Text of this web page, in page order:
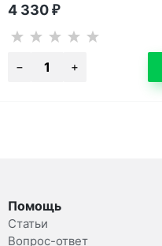
4 330 ₽
Помощь
Статьи
Вопрос-ответ